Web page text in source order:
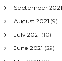
September 2021
August 2021 (9)
July 2021 (10)
June 2021 (29)